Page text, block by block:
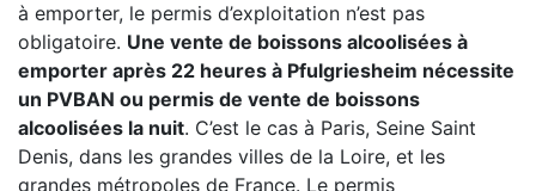
à emporter, le permis d’exploitation n’est pas
obligatoire. Une vente de boissons alcoolisées à
emporter après 22 heures à Pfulgriesheim nécessite
un PVBAN ou permis de vente de boissons
alcoolisées la nuit. C’est le cas à Paris, Seine Saint
Denis, dans les grandes villes de la Loire, et les
grandes métropoles de France. Le permis